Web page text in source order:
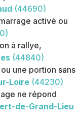
(44690)
activé ou
à rallye,
(44840)
une portion sans
Loire (44230)
ne répond
de-Grand-Lieu